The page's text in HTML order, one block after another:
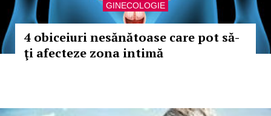
GINECOLOGIE
4 obiceiuri nesănătoase care pot să-
ţi afecteze zona intimă